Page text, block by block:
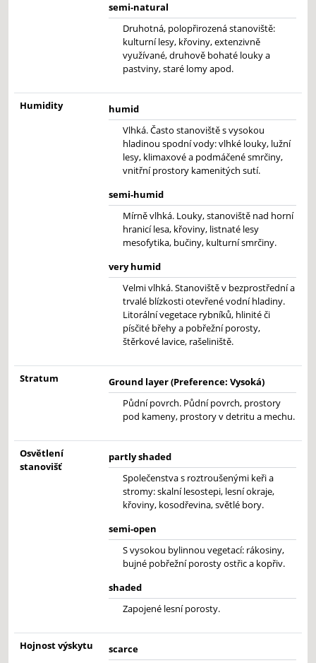
semi-natural
Druhotná, polopřirozená stanoviště:
kulturní lesy, křoviny, extenzivně
využívané, druhově bohaté louky a
pastviny, staré lomy apod.
Humidity
humid
Vlhká. Často stanoviště s vysokou
hladinou spodní vody: vlhké louky, lužní
lesy, klimaxové a podmáčené smrčiny,
vnitřní prostory kamenitých sutí.
semi-humid
Mírně vlhká. Louky, stanoviště nad horní
hranicí lesa, křoviny, listnaté lesy
mesofytika, bučiny, kulturní smrčiny.
very humid
Velmi vlhká. Stanoviště v bezprostřední a
trvalé blízkosti otevřené vodní hladiny.
Litorální vegetace rybníků, hlinité či
písčité břehy a pobřežní porosty,
štěrkové lavice, rašeliniště.
Stratum
Ground layer (Preference: Vysoká)
Půdní povrch. Půdní povrch, prostory
pod kameny, prostory v detritu a mechu.
Osvětlení
stanovišť
partly shaded
Společenstva s roztroušenými keři a
stromy: skalní lesostepi, lesní okraje,
křoviny, kosodřevina, světlé bory.
semi-open
S vysokou bylinnou vegetací: rákosiny,
bujné pobřežní porosty ostřic a kopřiv.
shaded
Zapojené lesní porosty.
Hojnost výskytu
scarce